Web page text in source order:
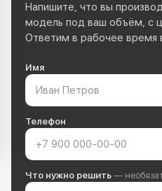
Напишите, что вы
модель под ваш объём, с
Ответим в рабочее время
Имя
Телефон
Что нужно решить —